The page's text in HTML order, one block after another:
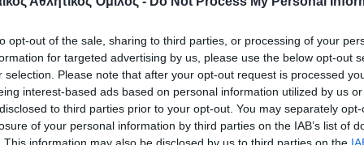
opt-out of the sale, sharing to third parties, or processing of your
for targeted advertising by us, please use the below opt-out
selection. Please note that after your opt-out request is processed
interest-based ads based on personal information utilized by us
to third parties prior to your opt-out. You may separately
of your personal information by third parties on the IAB’s list of
This information may also be disclosed by us to third parties on the
Παύλος 23ος με 511, ο Τριδήμας Αντώνης 25ος
27ος με 500, ο Βλαστάρας Χρήστος
33ος με 470 και ο Παπαγεωργίου
Αεροβόλο Πιστόλι Γυναικών, η Αναστασία
5η θέση με 549, ενώ η Βεζιντάρη Κατερίνα
Χριστίνα 19η με 434. Στο Αεροβόλο Πιστόλι